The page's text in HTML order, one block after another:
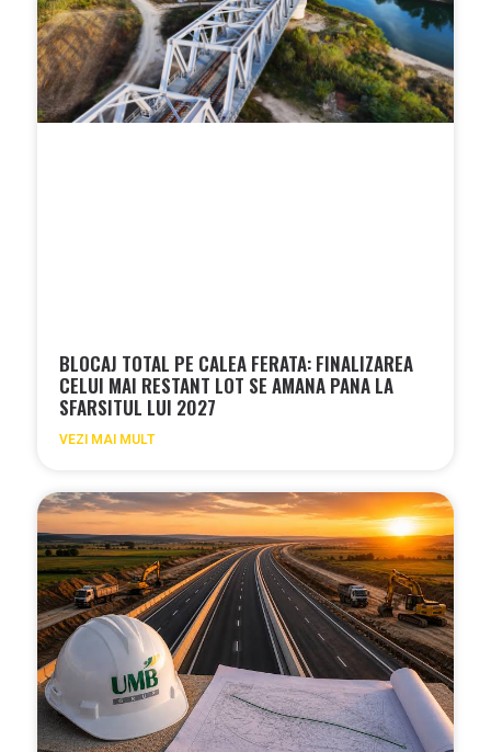
BLOCAJ TOTAL PE CALEA FERATA: FINALIZAREA
CELUI MAI RESTANT LOT SE AMANA PANA LA
SFARSITUL LUI 2027
VEZI MAI MULT